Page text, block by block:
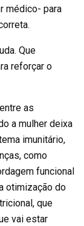
médico- para
Que
reforçar o
as
a mulher deixa
imunitário,
como
funcional
otimização do
que
vai estar